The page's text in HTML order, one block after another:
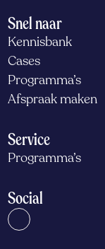
Snel naar
Kennisbank
Cases
Programma’s
Afspraak maken
Service
Programma’s
Social